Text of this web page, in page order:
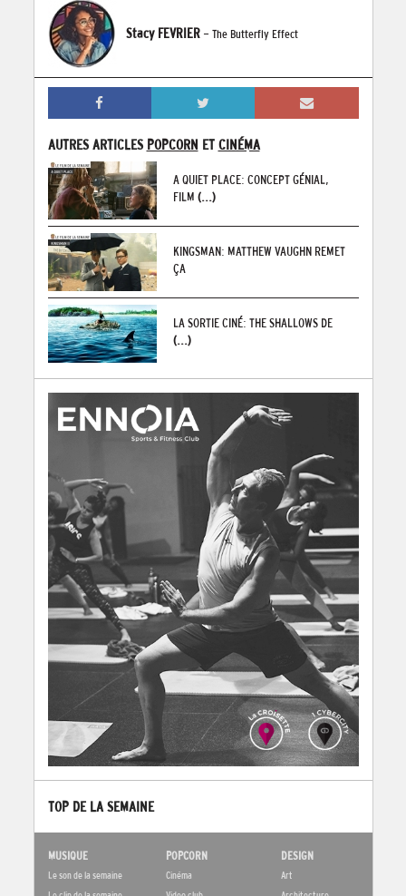
Stacy FEVRIER - The Butterfly Effect
AUTRES ARTICLES POPCORN ET CINÉMA
A QUIET PLACE: CONCEPT GÉNIAL,
FILM (...)
KINGSMAN: MATTHEW VAUGHN REMET
ÇA
LA SORTIE CINÉ: THE SHALLOWS DE
(...)
TOP DE LA SEMAINE
MUSIQUE
Le son de la semaine
POPCORN
Cinéma
DESIGN
Art